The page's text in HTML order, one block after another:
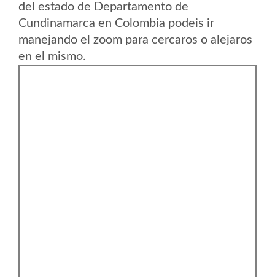
del estado de Departamento de
Cundinamarca en Colombia podeis ir
manejando el zoom para cercaros o alejaros
en el mismo.